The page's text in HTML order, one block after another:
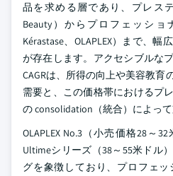
品を求める層であり、プレス
Beauty）からプロフェッショ
Kérastase、OLAPLEX）まで、
が存在します。アクセシブルな
CAGRは、所得の向上や美容教
需要と、この価格帯におけるプ
の consolidation（統合）によって
OLAPLEX No.3（小売価格28～
Ultimeシリーズ（38～55米ドル
グを象徴しており、プロフェ